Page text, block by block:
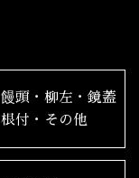
饅頭・柳左・鏡蓋
根付・その他